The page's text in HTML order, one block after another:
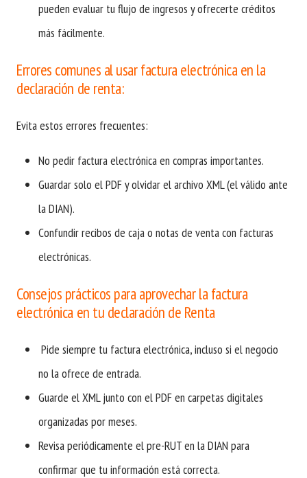
pueden evaluar tu flujo de ingresos y ofrecerte créditos
más fácilmente.
Errores comunes al usar factura electrónica en la
declaración de renta:
Evita estos errores frecuentes:
No pedir factura electrónica en compras importantes.
Guardar solo el PDF y olvidar el archivo XML (el válido ante
la DIAN).
Confundir recibos de caja o notas de venta con facturas
electrónicas.
Consejos prácticos para aprovechar la factura
electrónica en tu declaración de Renta
Pide siempre tu factura electrónica, incluso si el negocio
no la ofrece de entrada.
Guarde el XML junto con el PDF en carpetas digitales
organizadas por meses.
Revisa periódicamente el pre-RUT en la DIAN para
confirmar que tu información está correcta.